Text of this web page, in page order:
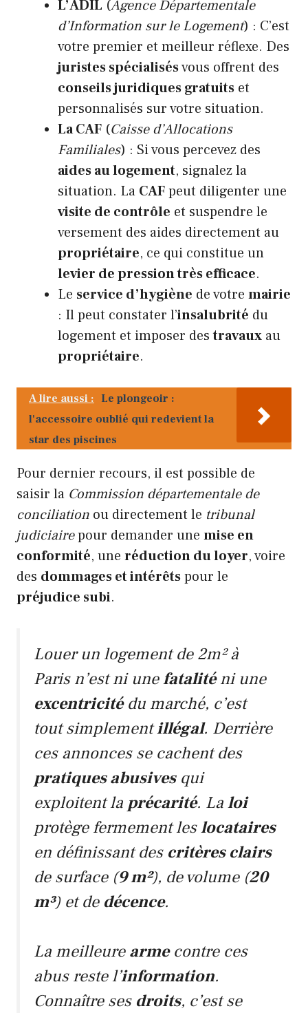
L’ADIL (Agence Départementale
d’Information sur le Logement) : C’est
votre premier et meilleur réflexe. Des
juristes spécialisésvous offrent des
conseils juridiques gratuits et
personnalisés sur votre situation.
La CAF (Caisse d’Allocations
Familiales) : Si vous percevez des
aides au logement, signalez la
situation. La CAFpeut diligenter une
visite de contrôle et suspendre le
versement des aides directement au
propriétaire, ce qui constitue un
levier de pression très efficace.
Le service d’hygiène de votre mairie
: Il peut constater l’insalubrité du
logement et imposer destravaux au
propriétaire.
A lire aussi : Le plongeoir :
l'accessoire oublié qui redevient la
star des piscines
Pour dernier recours, il est possible de
saisir la Commission départementale de
conciliation ou directement le tribunal
judiciairepour demander une mise en
conformité, une réduction du loyer, voire
des dommages et intérêtspour le
préjudice subi.
Louer un logement de 2m² à
Parisn’est ni unefataliténi une
excentricitédu marché, c’est
tout simplementillégal. Derrière
ces annonces se cachent des
pratiques abusivesqui
exploitent la précarité. Laloi
protège fermement leslocataires
en définissant des critères clairs
de surface (9 m²), de volume (20
m³) et de décence.
La meilleurearmecontre ces
abus reste l’information.
Connaître ses droits, c’est se